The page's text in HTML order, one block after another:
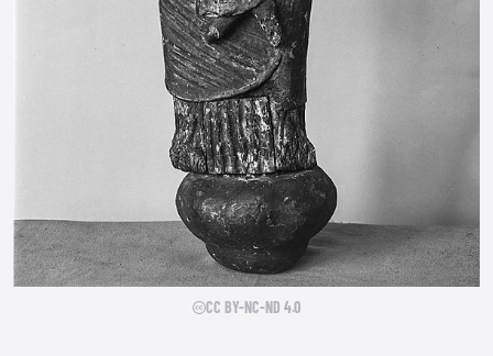
CC BY-NC-ND 4.0